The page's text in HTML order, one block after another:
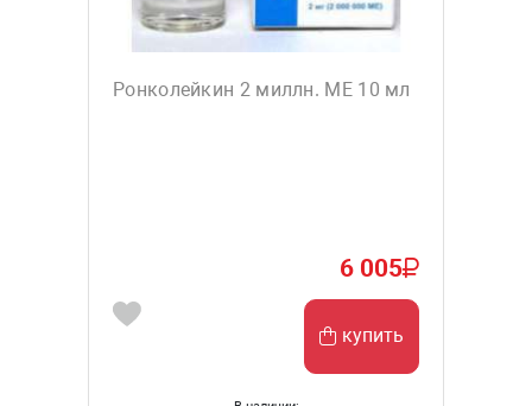
Ронколейкин 2 миллн. МЕ 10 мл
6 005
купить